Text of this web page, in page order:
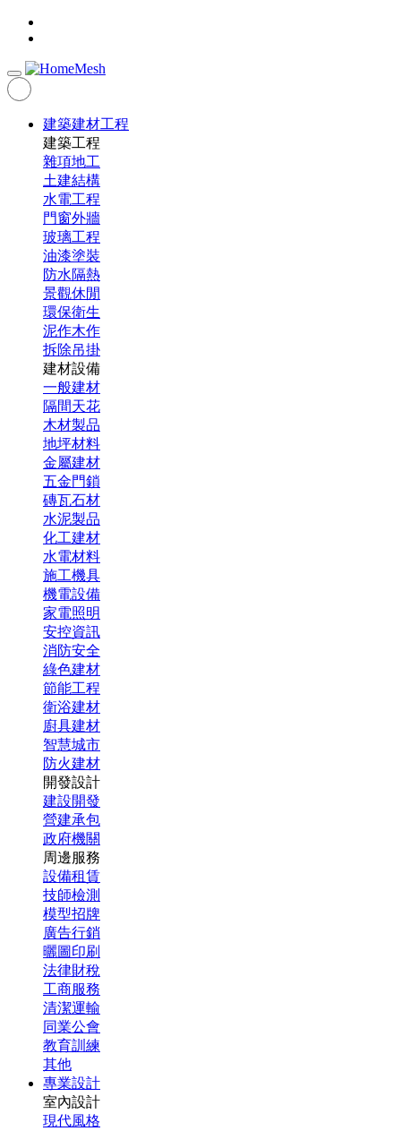
建築建材工程
建築工程
雜項地工
土建結構
水電工程
門窗外牆
玻璃工程
油漆塗裝
防水隔熱
景觀休閒
環保衛生
泥作木作
拆除吊掛
建材設備
一般建材
隔間天花
木材製品
地坪材料
金屬建材
五金門鎖
磚瓦石材
水泥製品
化工建材
水電材料
施工機具
機電設備
家電照明
安控資訊
消防安全
綠色建材
節能工程
衛浴建材
廚具建材
智慧城市
防火建材
開發設計
建設開發
營建承包
政府機關
周邊服務
設備租賃
技師檢測
模型招牌
廣告行銷
曬圖印刷
法律財稅
工商服務
清潔運輸
同業公會
教育訓練
其他
專業設計
室內設計
現代風格